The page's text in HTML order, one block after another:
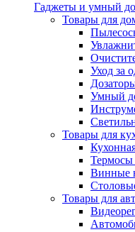
Гаджеты и умный
Товары для
Уход за
Умный
Товары для
Термосы
Винные
Товары для